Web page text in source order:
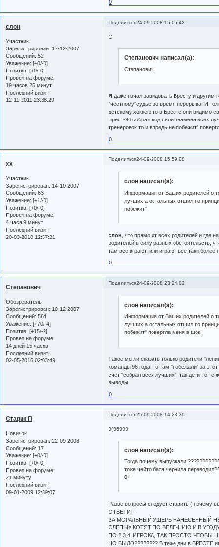
0
Поделиться24-09-2008 15:05:42
слон
Участник
Зарегистрирован: 17-12-2007
Сообщений: 52
Уважение: [+0/-0]
Позитив: [+0/-0]
Провел на форуме:
19 часов 25 минут
Последний визит:
12-11-2011 23:38:29
С
Степанович написал(а):
Степанович
Я даже начал завидовать Бресту и другим
"честному"судье во время перерыва. И
детскому хоккею то в Бресте они видимо
Брест-96 собрал под свои знамена всех
тренеровок то и впредь не побежит"
0
Поделиться24-09-2008 15:59:08
xx
Участник
Зарегистрирован: 14-10-2007
Сообщений: 63
Уважение: [+1/-0]
Позитив: [+0/-0]
Провел на форуме:
4 часа 9 минут
Последний визит:
20-03-2010 12:57:21
слон написал(а):
Информация от Ваших родителей о
лучших а остальных отшил по
побежит"
слон , что прямо от всех родителей и где
родителей в силу разных обстоятельств,
там все играют, или играют все таки более
0
Поделиться24-09-2008 23:24:02
Степанович
Обозреватель
Зарегистрирован: 10-12-2007
Сообщений: 564
Уважение: [+70/-4]
Позитив: [+15/-2]
Провел на форуме:
14 дней 15 часов
Последний визит:
02-05-2016 02:03:49
слон написал(а):
Информация от Ваших родителей о
лучших а остальных отшил по
побежит" повергла меня в шок!
Такое могли сказать только родители
команды 96 года, то там "побежали" за
счёт "собрал всех лучших", так дети-то те
выводы.
0
Поделиться25-09-2008 14:23:39
Старик П
Новичок
Зарегистрирован: 22-09-2008
Сообщений: 17
Уважение: [+0/-0]
Позитив: [+0/-0]
Провел на форуме:
21 минуту
Последний визит:
09-01-2009 12:39:07
9(96999
слон написал(а):
Тогда почему выпускали
тоже чейто батя чернила
0+-
Разве вопросы следует ставить ( почему
ОТВЕТИТ
ЗА МОРАЛЬНЫЙ УЩЕРБ НАНЕСЕННЫЙ
СЛЕПЫХ КОТЯТ ПО ВЕЛЕ-НИЮ И В
ПО 2.3.4. ИГРОКА, ТАК ПРОСТО ЧТОБЫ
НО БЫЛО???????? В теже дни в БРЕСТЕ